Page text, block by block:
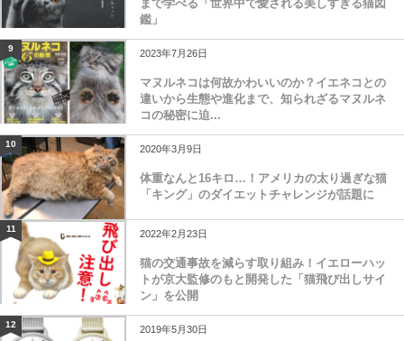
まで学べる「世界中で愛される美しすぎる猫図
鑑」
9 2023年7月26日
マヌルネコは何故かわいいのか？イエネコとの
違いから生態や進化まで、知られざるマヌルネ
コの秘密に迫...
10 2020年3月9日
体重なんと16キロ…！アメリカの太り過ぎな猫
「キング」のダイエットチャレンジが話題に
11 2022年2月23日
猫の交通事故を減らす取り組み！イエローハッ
トが京大監修のもと開発した「猫飛び出しサイ
ン」を公開
12 2019年5月30日